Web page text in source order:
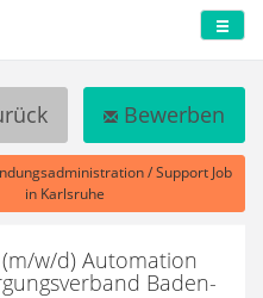
Bewerben
/ Support Job
in Karlsruhe
w/d) Automation
Baden-